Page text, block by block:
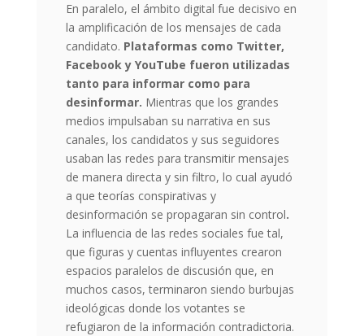
En paralelo, el ámbito digital fue decisivo en
la amplificación de los mensajes de cada
candidato. Plataformas como Twitter,
Facebook y YouTube fueron utilizadas
tanto para informar como para
desinformar. Mientras que los grandes
medios impulsaban su narrativa en sus
canales, los candidatos y sus seguidores
usaban las redes para transmitir mensajes
de manera directa y sin filtro, lo cual ayudó
a que teorías conspirativas y
desinformación se propagaran sin control.
La influencia de las redes sociales fue tal,
que figuras y cuentas influyentes crearon
espacios paralelos de discusión que, en
muchos casos, terminaron siendo burbujas
ideológicas donde los votantes se
refugiaron de la información contradictoria.